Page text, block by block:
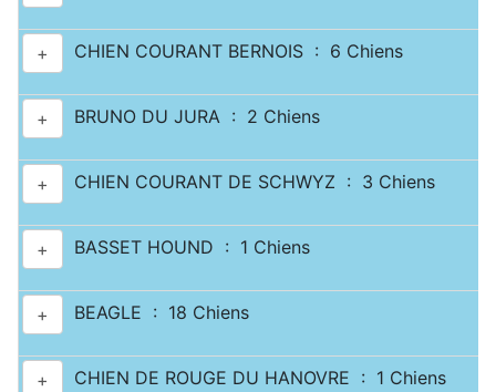
+ CHIEN COURANT BERNOIS : 6 Chiens
+ BRUNO DU JURA : 2 Chiens
+ CHIEN COURANT DE SCHWYZ : 3 Chiens
+ BASSET HOUND : 1 Chiens
+ BEAGLE : 18 Chiens
+ CHIEN DE ROUGE DU HANOVRE : 1 Chiens